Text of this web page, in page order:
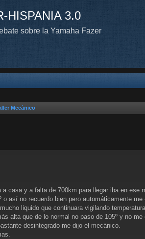
HISPANIA 3.0
sobre la Yamaha Fazer
Mecánico
casa y a falta de 700km para llegar iba en
así no recuerdo bien pero automáticamente
liquido que continuara vigilando
alta que de lo normal no paso de 105º y no me
desintegrado me dijo el mecánico.